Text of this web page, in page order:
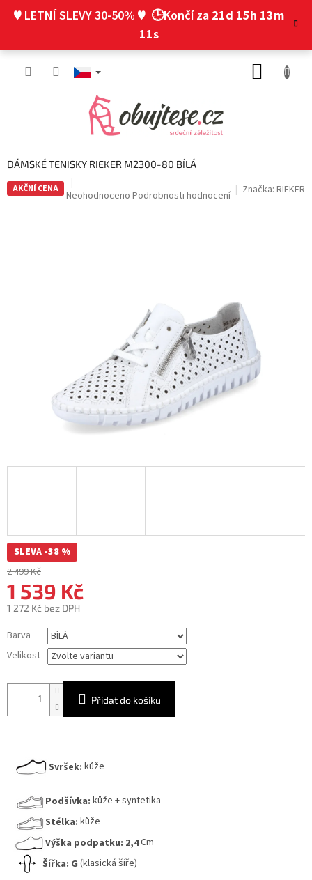
♥ LETNÍ SLEVY 30-50% ♥ 🕒Končí za 21d 15h 13m
10s
DÁMSKÉ TENISKY RIEKER M2300-80 BÍLÁ
AKČNÍ CENA
Průměrné
Neohodnoceno Podrobnosti hodnocení Značka: RIEKER
SLEVA -38 %
2 499 Kč
1 539 Kč
1 272 Kč bez DPH
cena:
Barva
Velikost
Přidat do košíku
Svršek: kůže
Podšívka: kůže + syntetika
Stélka: kůže
Výška podpatku: 2,4Cm
Šířka: G (klasická šíře)